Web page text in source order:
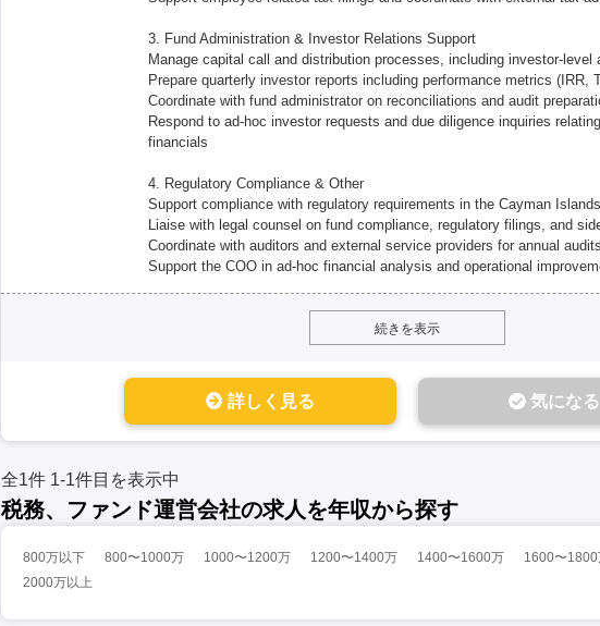
3. Fund Administration & Investor Relations Support
Manage capital call and distribution processes, including investor-level
Prepare quarterly investor reports including performance metrics (IRR,
Coordinate with fund administrator on reconciliations and audit
Respond to ad-hoc investor requests and due diligence inquiries
financials
4. Regulatory Compliance & Other
Support compliance with regulatory requirements in the Cayman
Liaise with legal counsel on fund compliance, regulatory filings, and
Coordinate with auditors and external service providers for annual
Support the COO in ad-hoc financial analysis and operational
続きを表示
詳しく見る 気になる
全1件 1-1件目を表示中
税務、ファンド運営会社の求人を年収から探す
800万以下 800〜1000万 1000〜1200万 1200〜1400万 1400〜1600万 1600〜1800
2000万以上